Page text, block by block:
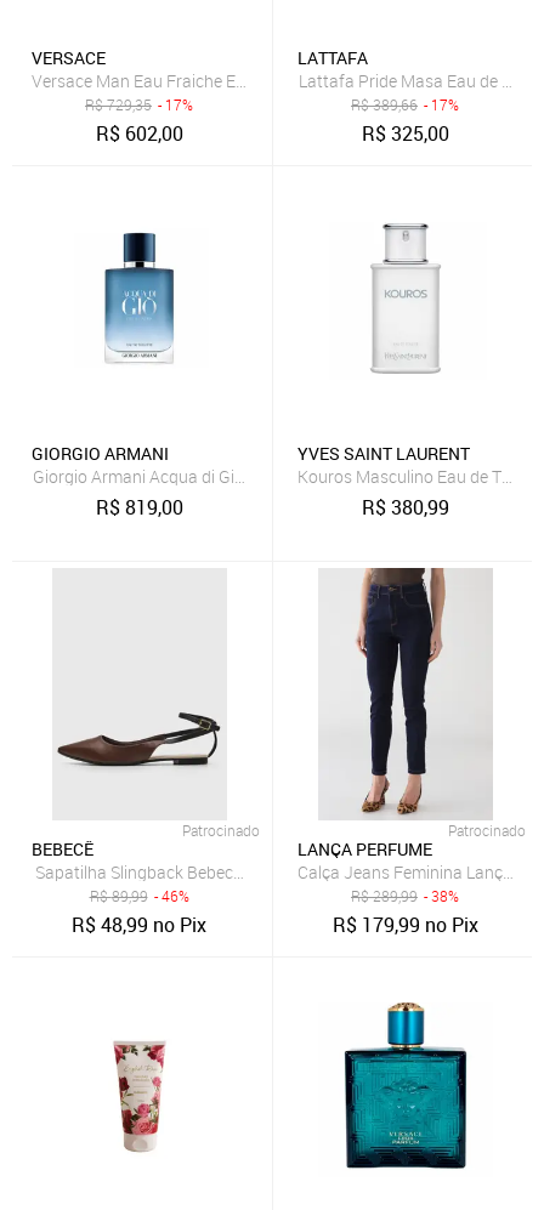
VERSACE
Versace Man Eau Fraiche Eau de Toilette - Perfume Masculino 100ml
R$729,35 - 17%
R$ 602,00
LATTAFA
Lattafa Pride Masa Eau de
R$389,66 - 17%
R$325,00
GIORGIO ARMANI
Giorgio Armani Acqua di Giò Profondo Eau de Toilette - Perfume
R$819,00
YVES SAINT LAURENT
Kouros Masculino Eau de
R$380,99
Patrocinado
BEBECÊ
Sapatilha Slingback Bebecê Lisa Café
R$89,99 - 46%
R$48,99 no Pix
Patrocinado
LANÇA PERFUME
Calça Jeans Feminina Lança
R$289,99 - 38%
R$ 179,99 no Pix